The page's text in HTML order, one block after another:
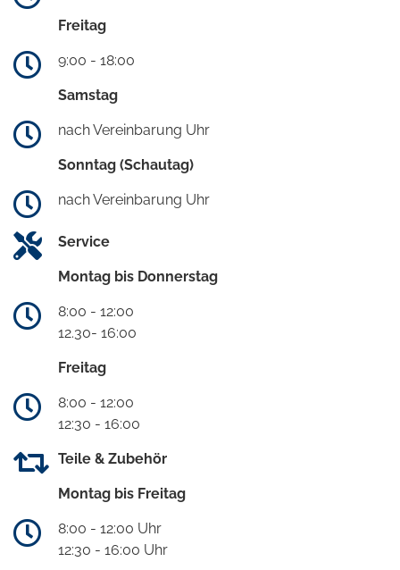
Freitag
9:00 - 18:00
Samstag
nach Vereinbarung Uhr
Sonntag (Schautag)
nach Vereinbarung Uhr
Service
Montag bis Donnerstag
8:00 - 12:00
12.30- 16:00
Freitag
8:00 - 12:00
12:30 - 16:00
Teile & Zubehör
Montag bis Freitag
8:00 - 12:00 Uhr
12:30 - 16:00 Uhr